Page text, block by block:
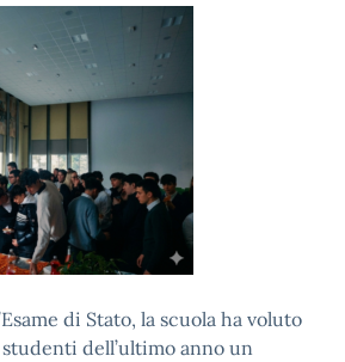
di Stato, la scuola ha voluto
dell’ultimo anno un